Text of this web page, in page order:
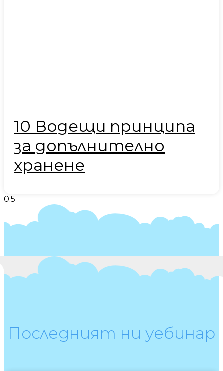
10 Водещи принципа
за допълнително
хранене
Последният ни уебинар